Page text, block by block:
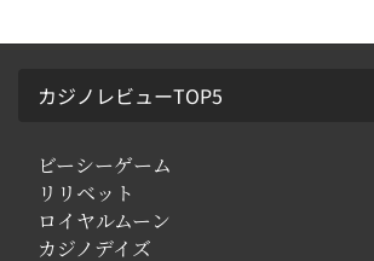
カジノレビューTOP5
ビーシーゲーム
リリベット
ロイヤルムーン
カジノデイズ